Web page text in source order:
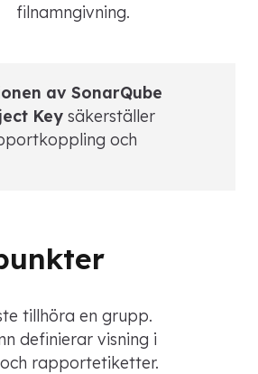
filnamngivning.
av SonarQube
Key säkerställer
och
tillhöra en grupp.
definierar visning i
rapportetiketter.